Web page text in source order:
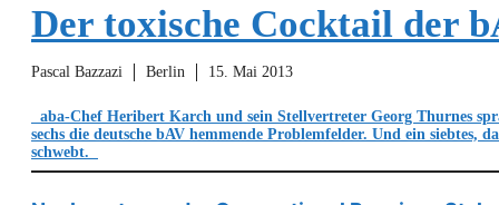
Der toxische Cocktail der
Pascal Bazzazi Berlin 15. Mai 2013
aba-Chef Heribert Karch und sein Stellvertreter Georg Thurnes
sechs die deutsche bAV hemmende Problemfelder. Und ein siebtes,
schwebt.